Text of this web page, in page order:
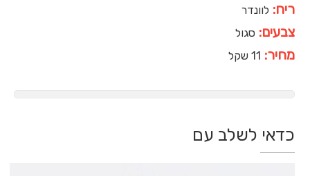
ריח: לוונדר
צבעים: סגול
מחיר: 11 שקל
כדאי לשלב עם